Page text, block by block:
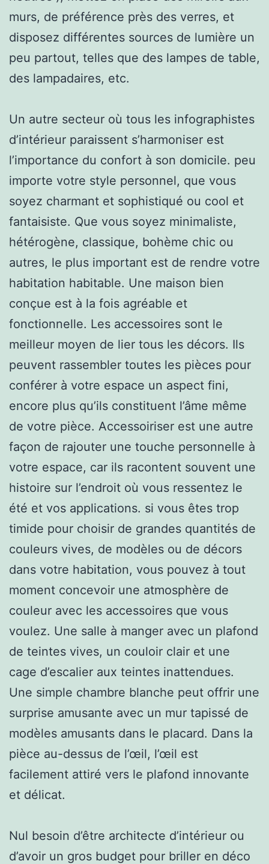
murs, de préférence près des verres, et
disposez différentes sources de lumière un
peu partout, telles que des lampes de table,
des lampadaires, etc.
Un autre secteur où tous les infographistes
d’intérieur paraissent s’harmoniser est
l’importance du confort à son domicile. peu
importe votre style personnel, que vous
soyez charmant et sophistiqué ou cool et
fantaisiste. Que vous soyez minimaliste,
hétérogène, classique, bohème chic ou
autres, le plus important est de rendre votre
habitation habitable. Une maison bien
conçue est à la fois agréable et
fonctionnelle. Les accessoires sont le
meilleur moyen de lier tous les décors. Ils
peuvent rassembler toutes les pièces pour
conférer à votre espace un aspect fini,
encore plus qu’ils constituent l’âme même
de votre pièce. Accessoiriser est une autre
façon de rajouter une touche personnelle à
votre espace, car ils racontent souvent une
histoire sur l’endroit où vous ressentez le
été et vos applications. si vous êtes trop
timide pour choisir de grandes quantités de
couleurs vives, de modèles ou de décors
dans votre habitation, vous pouvez à tout
moment concevoir une atmosphère de
couleur avec les accessoires que vous
voulez. Une salle à manger avec un plafond
de teintes vives, un couloir clair et une
cage d’escalier aux teintes inattendues.
Une simple chambre blanche peut offrir une
surprise amusante avec un mur tapissé de
modèles amusants dans le placard. Dans la
pièce au-dessus de l’œil, l’œil est
facilement attiré vers le plafond innovante
et délicat.
Nul besoin d’être architecte d’intérieur ou
d’avoir un gros budget pour briller en déco